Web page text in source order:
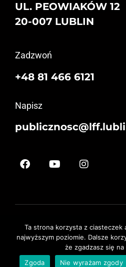
UL. PEOWIAKÓW 12
20-007 LUBLIN
Zadzwoń
+48 81 466 6121
Napisz
Strona głównaEdycja 2024
Lubelski
Ta strona korzysta z ciasteczek
najwyższym poziomie. Dalsze
że zgadzasz się
Zgoda
Nie wyrażam zgody